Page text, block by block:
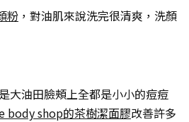
粉 ，對油肌來說洗完很清爽，洗顏
大油田臉頰上全都是小小的痘痘
body shop的茶樹潔面膠改善許多